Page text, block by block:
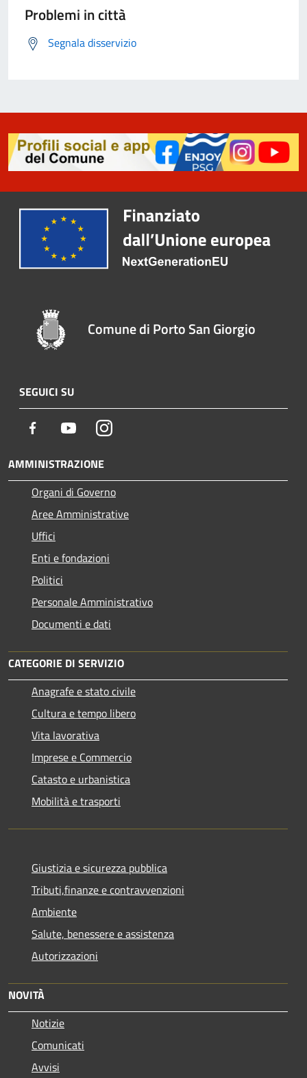
Problemi in città
Segnala disservizio
Comune di Porto San Giorgio
SEGUICI SU
Facebook YoutubeInstagram
AMMINISTRAZIONE
Organi di Governo
Aree Amministrative
Uffici
Enti e fondazioni
Politici
Personale Amministrativo
Documenti e dati
CATEGORIE DI SERVIZIO
Anagrafe e stato civile
Cultura e tempo libero
Vita lavorativa
Imprese e Commercio
Catasto e urbanistica
Mobilità e trasporti
Giustizia e sicurezza pubblica
Tributi,finanze e contravvenzioni
Ambiente
Salute, benessere e assistenza
Autorizzazioni
NOVITÀ
Notizie
Comunicati
Avvisi